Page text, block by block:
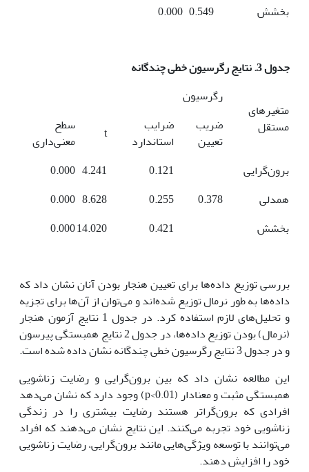
بخشش
0.549
0.000
جدول ‏3. نتایج رگرسیون خطی چندگانه
متغیرهای
مستقل
رگرسیون
ضریب
تعیین
ضرایب
استاندارد
t
سطح
معنی‌داری
برون‌گرایی
0.378
0.121
4.241
0.000
همدلی
0.255
8.628
0.000
بخشش
0.421
14.020
0.000
بررسی توزیع داده‌ها برای تعیین هنجار بودن آنان نشان داد که
داده‌ها به طور نرمال توزیع شده‌اند و می‌توان از آن‌ها برای تجزیه
و تحلیل‌های لازم استفاده کرد. در جدول ‏1 نتایج آزمون هنجار
(نرمال) بودن توزیع داده‌ها، در جدول ‏2 نتایج همبستگی پیرسون
و در جدول ‏3 نتایج رگرسیون خطی چندگانه نشان داده شده است.
این مطالعه نشان داد که بین برون‌گرایی و رضایت زناشویی
همبستگی مثبت و معنادار (p<0.01) وجود دارد که نشان می‌دهد
افرادی که برون‌گراتر هستند رضایت بیشتری را در زندگی
زناشویی خود تجربه می‌کنند. این نتایج نشان می‌دهند که افراد
می‌توانند با توسعه ویژگی‌هایی مانند برون‌گرایی، رضایت زناشویی
خود را افزایش دهند.